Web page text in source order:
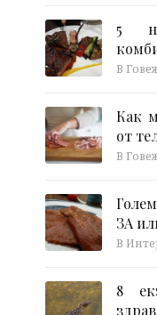
5
В
Как
от
В
ЗА
В
8